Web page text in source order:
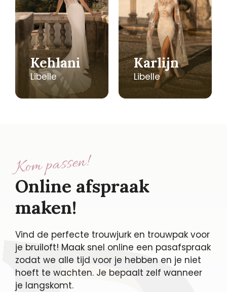
Kehlani
Libelle
Karlijn
Libelle
Kom passen!
Online afspraak
maken!
Vind de perfecte trouwjurk en trouwpak voor
je bruiloft! Maak snel online een pasafspraak
zodat we alle tijd voor je hebben en je niet
hoeft te wachten. Je bepaalt zelf wanneer
je langskomt.